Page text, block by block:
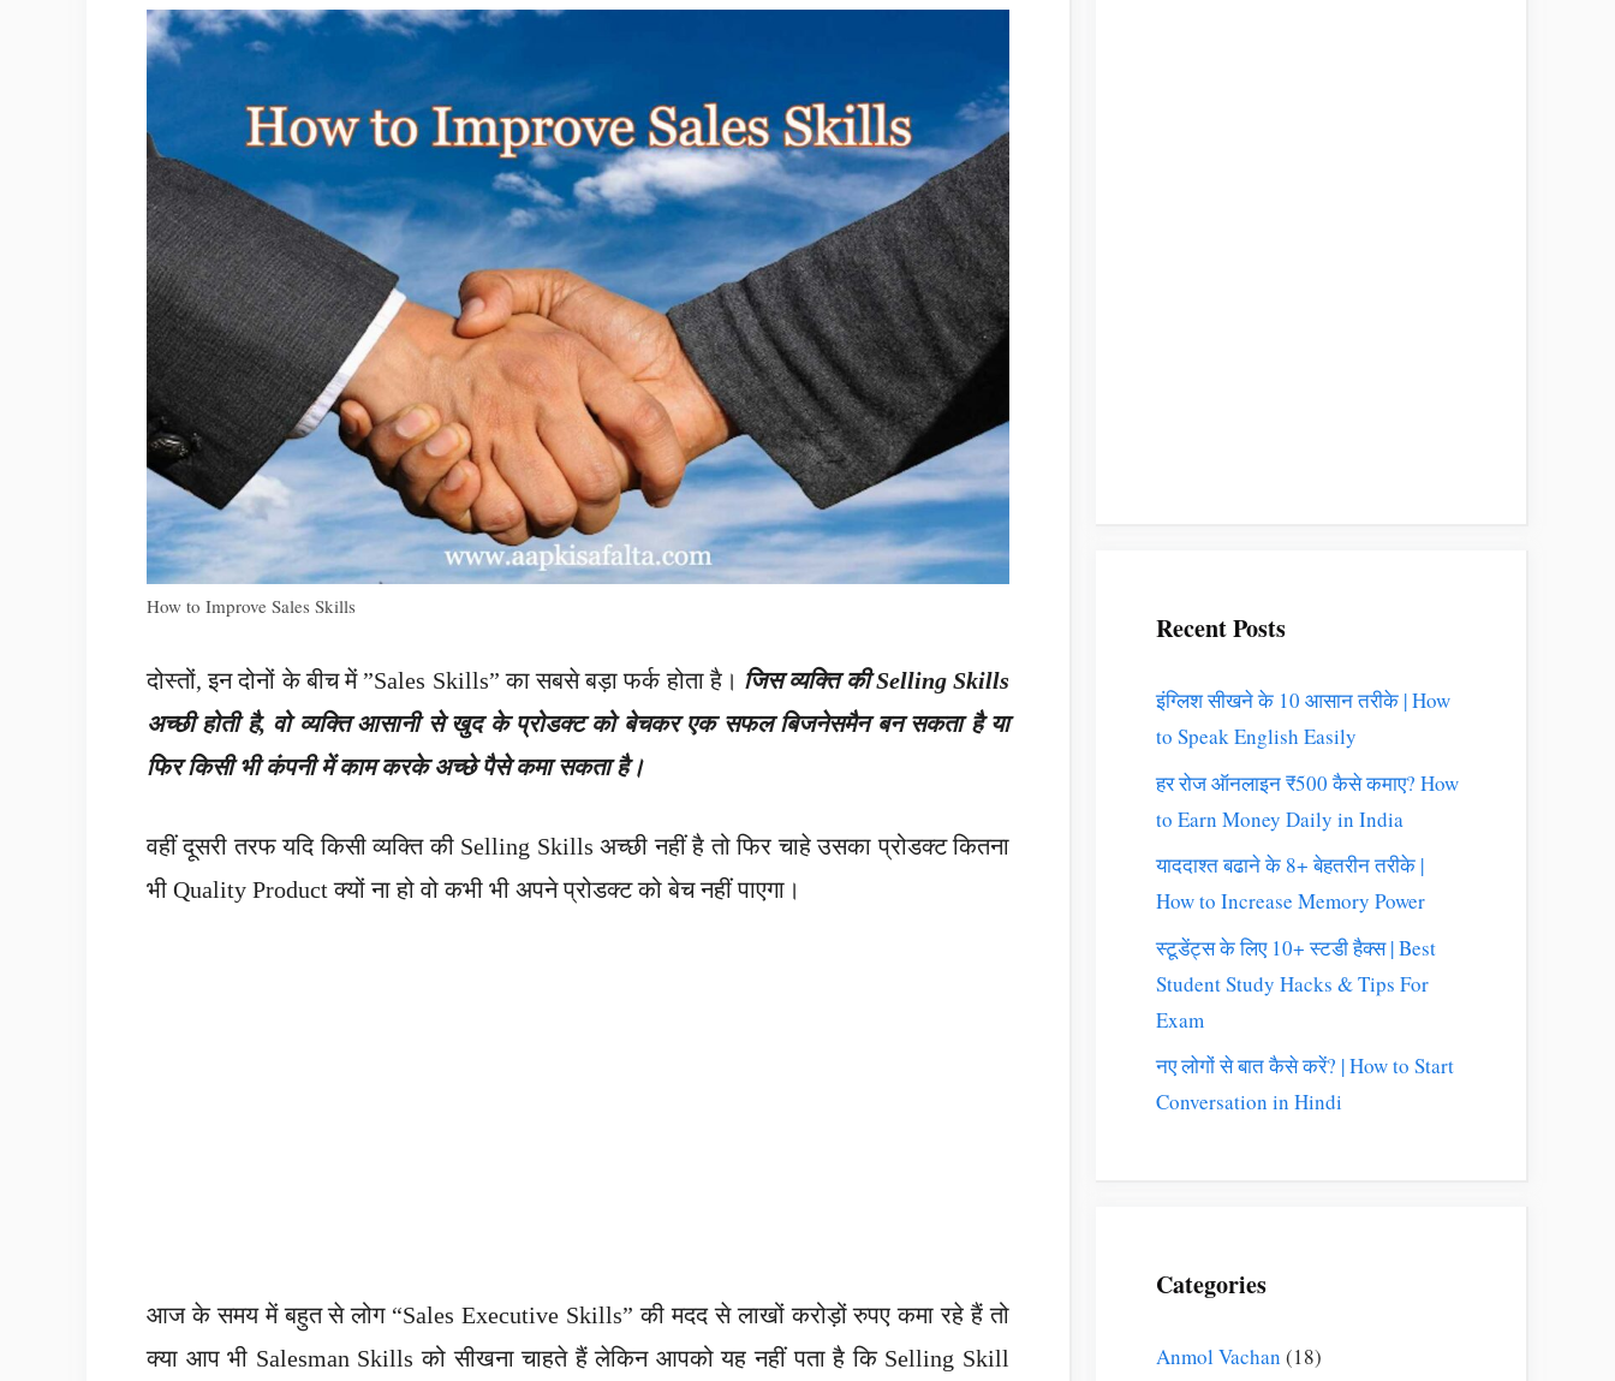
How to Improve Sales Skills
दोस्तों, इन दोनों के बीच में ”Sales Skills” का सबसे बड़ा फर्क होता है। जिस व्यक्ति की Selling Skills
अच्छी होती है, वो व्यक्ति आसानी से खुद के प्रोडक्ट को बेचकर एक सफल बिजनेसमैन बन सकता है या
फिर किसी भी कंपनी में काम करके अच्छे पैसे कमा सकता है।
वहीं दूसरी तरफ यदि किसी व्यक्ति की Selling Skills अच्छी नहीं है तो फिर चाहे उसका प्रोडक्ट कितना
भी Quality Product क्यों ना हो वो कभी भी अपने प्रोडक्ट को बेच नहीं पाएगा।
आज के समय में बहुत से लोग “Sales Executive Skills” की मदद से लाखों करोड़ों रुपए कमा रहे हैं तो
क्या आप भी Salesman Skills को सीखना चाहते हैं लेकिन आपको यह नहीं पता है कि Selling Skill
Recent Posts
इंग्लिश सीखने के 10 आसान तरीके | How
to Speak English Easily
हर रोज ऑनलाइन ₹500 कैसे कमाए? How
to Earn Money Daily in India
याददाश्त बढाने के 8+ बेहतरीन तरीके |
How to Increase Memory Power
स्टूडेंट्स के लिए 10+ स्टडी हैक्स | Best
Student Study Hacks & Tips For
Exam
नए लोगों से बात कैसे करें? | How to Start
Conversation in Hindi
Categories
Anmol Vachan (18)